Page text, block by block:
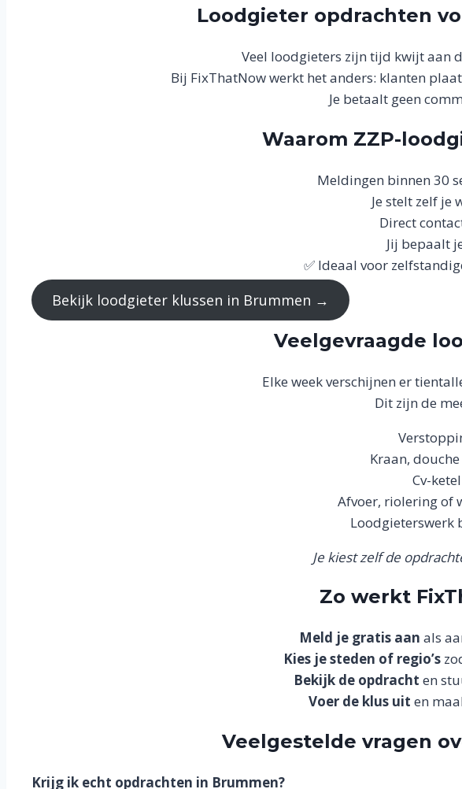
Loodgieter opdrachten
Veel loodgieters zijn tijd kwijt aan
Bij FixThatNow werkt het anders: klanten
Je betaalt geen
Waarom ZZP-
Meldingen binnen 30
Je stelt zelf je
Direct
Jij bepaalt
✅ Ideaal voor
Bekijk loodgieter klussen in Brummen →
Veelgevraagde
Elke week verschijnen er
Dit zijn de
Kraan,
Cv-
Afvoer, riolering of
Loodgieterswerk
Je kiest zelf de
Zo werkt
Meld je gratis aan als
Kies je steden of regio’s
Bekijk de opdracht en
Voer de klus uit en
Veelgestelde vragen
Krijg ik echt opdrachten in Brummen?